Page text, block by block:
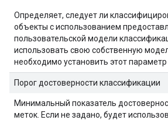
Определяет, следует ли
объекты с использованием
пользовательской модели
использовать свою собственную
необходимо установить этот параметр
Порог достоверности классификации
Минимальный показатель
меток. Если не задано, будет